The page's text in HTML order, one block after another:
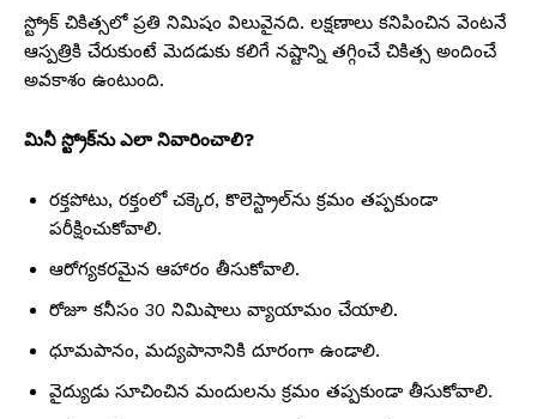
స్ట్రోక్ చికిత్సలో ప్రతి నిమిషం విలువైనది. లక్షణాలు కనిపించిన వెంటనే
ఆస్పత్రికి చేరుకుంటే మెదడుకు కలిగే నష్టాన్ని తగ్గించే చికిత్స అందించే
అవకాశం ఉంటుంది.
మినీ స్ట్రోక్‌ను ఎలా నివారించాలి?
రక్తపోటు, రక్తంలో చక్కెర, కొలెస్ట్రాల్‌ను క్రమం తప్పకుండా
పరీక్షించుకోవాలి.
ఆరోగ్యకరమైన ఆహారం తీసుకోవాలి.
రోజూ కనీసం 30 నిమిషాలు వ్యాయామం చేయాలి.
ధూమపానం, మద్యపానానికి దూరంగా ఉండాలి.
వైద్యుడు సూచించిన మందులను క్రమం తప్పకుండా తీసుకోవాలి.